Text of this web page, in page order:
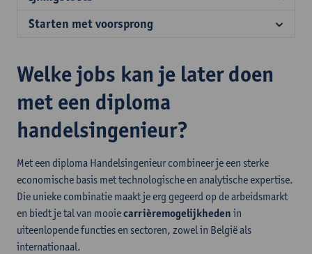
Starten met voorsprong
Welke jobs kan je later doen
met een diploma
handelsingenieur?
Met een diploma Handelsingenieur combineer je een sterke
economische basis met technologische en analytische expertise.
Die unieke combinatie maakt je erg gegeerd op de arbeidsmarkt
en biedt je tal van mooiecarrièremogelijkheden in
uiteenlopende functies en sectoren, zowel in België als
internationaal.